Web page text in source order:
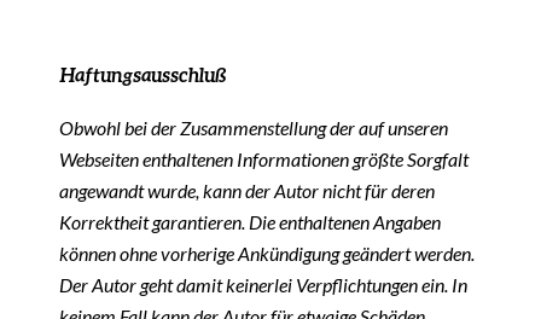
Haftungsausschluß
Obwohl bei der Zusammenstellung der auf unseren
Webseiten enthaltenen Informationen größte Sorgfalt
angewandt wurde, kann der Autor nicht für deren
Korrektheit garantieren. Die enthaltenen Angaben
können ohne vorherige Ankündigung geändert werden.
Der Autor geht damit keinerlei Verpflichtungen ein. In